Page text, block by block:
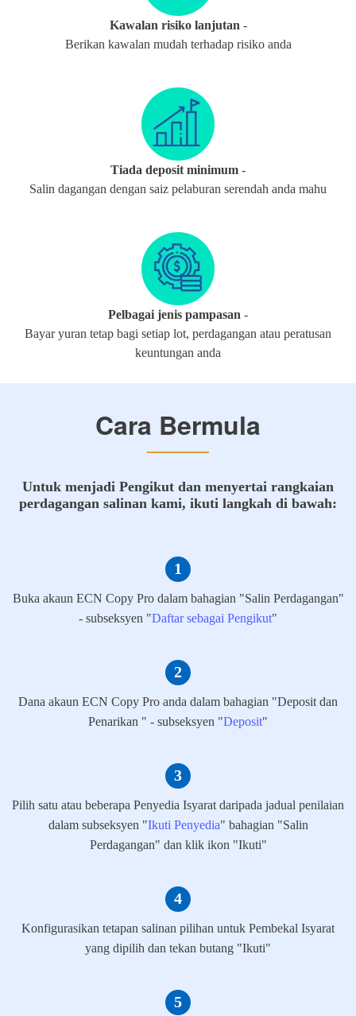
Kawalan risiko lanjutan -
Berikan kawalan mudah terhadap risiko anda
Tiada deposit minimum -
Salin dagangan dengan saiz pelaburan serendah anda mahu
Pelbagai jenis pampasan -
Bayar yuran tetap bagi setiap lot, perdagangan atau peratusan
keuntungan anda
Cara Bermula
Untuk menjadi Pengikut dan menyertai rangkaian
perdagangan salinan kami, ikuti langkah di bawah:
Buka akaun ECN Copy Pro dalam bahagian "Salin Perdagangan"
- subseksyen "Daftar sebagai Pengikut"
Dana akaun ECN Copy Pro anda dalam bahagian "Deposit dan
Penarikan " - subseksyen "Deposit"
Pilih satu atau beberapa Penyedia Isyarat daripada jadual penilaian
dalam subseksyen "Ikuti Penyedia" bahagian "Salin
Perdagangan" dan klik ikon "Ikuti"
Konfigurasikan tetapan salinan pilihan untuk Pembekal Isyarat
yang dipilih dan tekan butang "Ikuti"